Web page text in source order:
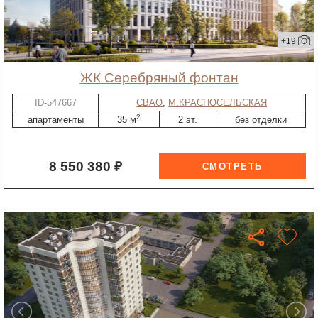
+19
ЖК Серебряный фонтан
ID-547667 СВАО, М.КРАСНОСЕЛЬСКАЯ
апартаменты
35 м2 2 эт. без отделки
8 550 380 ₽